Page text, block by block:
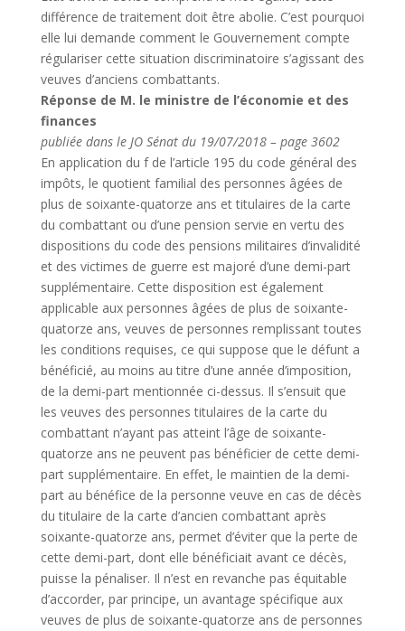
différence de traitement doit être abolie. C’est pourquoi
elle lui demande comment le Gouvernement compte
régulariser cette situation discriminatoire s’agissant des
veuves d’anciens combattants.
Réponse de M. le ministre de l’économie et des
finances
publiée dans le JO Sénat du 19/07/2018 – page 3602
En application du f de l’article 195 du code général des
impôts, le quotient familial des personnes âgées de
plus de soixante-quatorze ans et titulaires de la carte
du combattant ou d’une pension servie en vertu des
dispositions du code des pensions militaires d’invalidité
et des victimes de guerre est majoré d’une demi-part
supplémentaire. Cette disposition est également
applicable aux personnes âgées de plus de soixante-
quatorze ans, veuves de personnes remplissant toutes
les conditions requises, ce qui suppose que le défunt a
bénéficié, au moins au titre d’une année d’imposition,
de la demi-part mentionnée ci-dessus. Il s’ensuit que
les veuves des personnes titulaires de la carte du
combattant n’ayant pas atteint l’âge de soixante-
quatorze ans ne peuvent pas bénéficier de cette demi-
part supplémentaire. En effet, le maintien de la demi-
part au bénéfice de la personne veuve en cas de décès
du titulaire de la carte d’ancien combattant après
soixante-quatorze ans, permet d’éviter que la perte de
cette demi-part, dont elle bénéficiait avant ce décès,
puisse la pénaliser. Il n’est en revanche pas équitable
d’accorder, par principe, un avantage spécifique aux
veuves de plus de soixante-quatorze ans de personnes